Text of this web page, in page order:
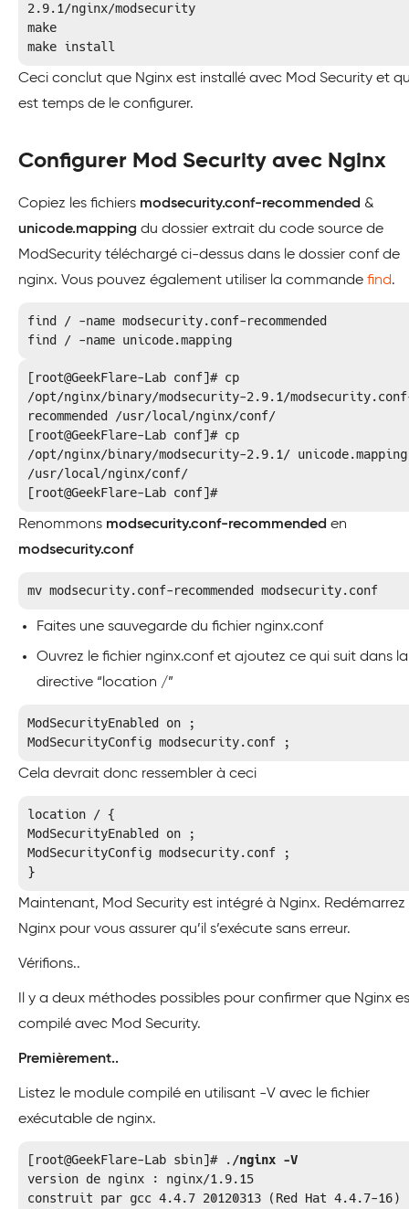
2.9.1/nginx/modsecurity
make
make install
Ceci conclut que Nginx est installé avec Mod Security et
est temps de le configurer.
Configurer Mod Security avec Nginx
Copiez les fichiers modsecurity.conf-recommended &
unicode.mapping du dossier extrait du code source de
ModSecurity téléchargé ci-dessus dans le dossier conf de
nginx. Vous pouvez également utiliser la commande find.
find / -name modsecurity.conf-recommended
find / -name unicode.mapping
[root@GeekFlare-Lab conf]# cp
/opt/nginx/binary/modsecurity-2.9.1/
recommended /usr/local/nginx/conf/
[root@GeekFlare-Lab conf]# cp
/opt/nginx/binary/modsecurity-2.9.1/ unicode.mapping
/usr/local/nginx/conf/
[root@GeekFlare-Lab conf]#
Renommons modsecurity.conf-recommended en
modsecurity.conf
mv modsecurity.conf-recommended modsecurity.conf
Faites une sauvegarde du fichier nginx.conf
Ouvrez le fichier nginx.conf et ajoutez ce qui suit dans la
directive “location /”
ModSecurityEnabled on ;
ModSecurityConfig modsecurity.conf ;
Cela devrait donc ressembler à ceci
location / {
ModSecurityEnabled on ;
ModSecurityConfig modsecurity.conf ;
}
Maintenant, Mod Security est intégré à Nginx. Redémarrez
Nginx pour vous assurer qu’il s’exécute sans erreur.
Vérifions..
Il y a deux méthodes possibles pour confirmer que Nginx
compilé avec Mod Security.
Premièrement..
Listez le module compilé en utilisant -V avec le fichier
exécutable de nginx.
[root@GeekFlare-Lab sbin]# . /nginx -V
version de nginx : nginx/1.9.15
construit par gcc 4.4.7 20120313 (Red Hat 4.4.7-16)